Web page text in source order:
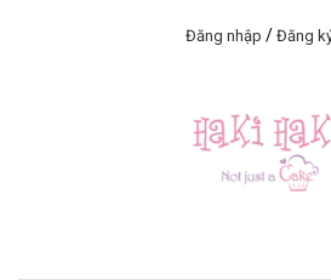
Đăng nhập / Đăng